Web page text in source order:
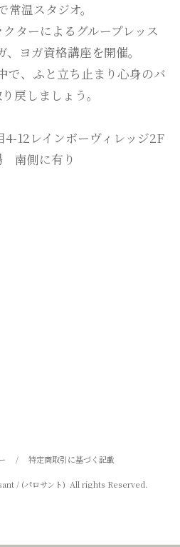
常温スタジオ。
ターによるグループレッス
、ヨガ資格講座を開催。
で、ふと立ち止まり心身のバ
戻しましょう。
4-12レインボーヴィレッジ2F
南側に有り
/ 特定商取引に基づく記載
/ (パロサント) All rights Reserved.